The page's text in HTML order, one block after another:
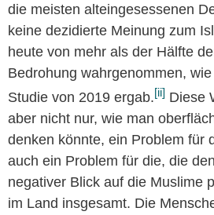
die meisten alteingesessenen
keine dezidierte Meinung zum
heute von mehr als der Hälfte
Bedrohung wahrgenommen,
Studie von 2019 ergab.[ii] Diese
aber nicht nur, wie man
denken könnte, ein Problem für
auch ein Problem für die, die
negativer Blick auf die Muslime
im Land insgesamt. Die